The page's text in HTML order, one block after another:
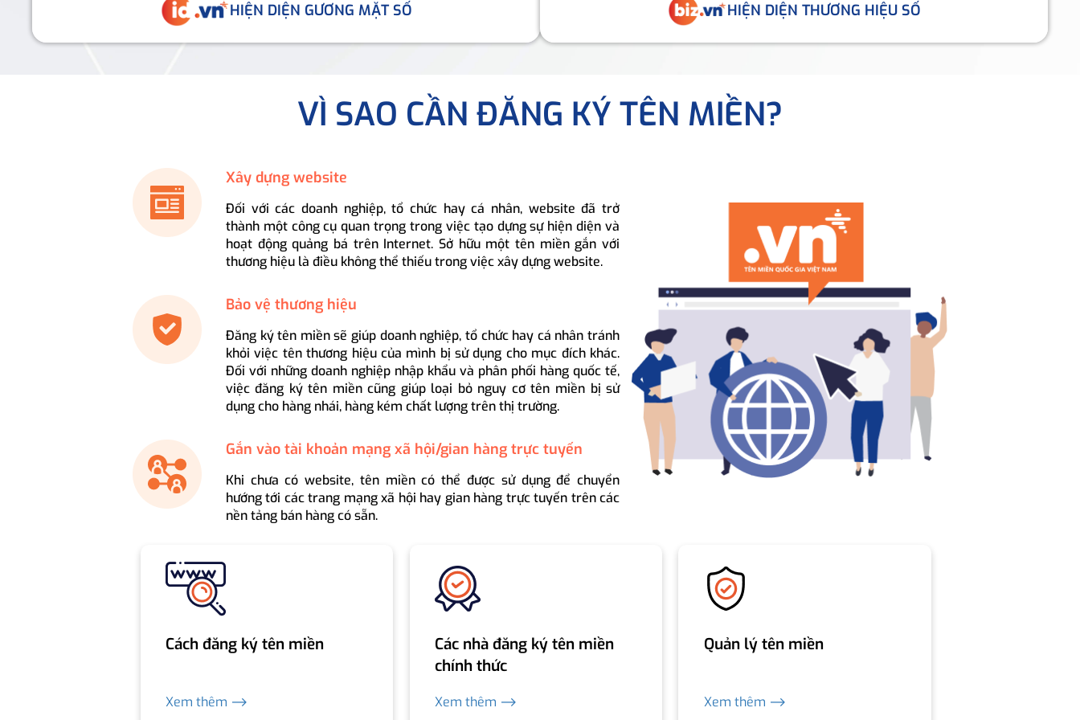
HIỆN DIỆN GƯƠNG MẶT SỐ HIỆN DIỆN THƯƠNG HIỆU SỐ
VÌ SAO CẦN ĐĂNG KÝ TÊN MIỀN?
Xây dựng website
Đối với các doanh nghiệp, tổ chức hay cá nhân, website đã trở
thành một công cụ quan trọng trong việc tạo dựng sự hiện diện và
hoạt động quảng bá trên Internet. Sở hữu một tên miền gắn với
thương hiệu là điều không thể thiếu trong việc xây dựng website.
Bảo vệ thương hiệu
Đăng ký tên miền sẽ giúp doanh nghiệp, tổ chức hay cá nhân tránh
khỏi việc tên thương hiệu của mình bị sử dụng cho mục đích khác.
Đối với những doanh nghiệp nhập khẩu và phân phối hàng quốc tế,
việc đăng ký tên miền cũng giúp loại bỏ nguy cơ tên miền bị sử
dụng cho hàng nhái, hàng kém chất lượng trên thị trường.
Gắn vào tài khoản mạng xã hội/gian hàng trực tuyến
Khi chưa có website, tên miền có thể được sử dụng để chuyển
hướng tới các trang mạng xã hội hay gian hàng trực tuyến trên các
nền tảng bán hàng có sẵn.
Cách đăng ký tên miền
Xem thêm ⟶
Các nhà đăng ký tên miền
chính thức
Xem thêm ⟶
Quản lý tên miền
Xem thêm ⟶